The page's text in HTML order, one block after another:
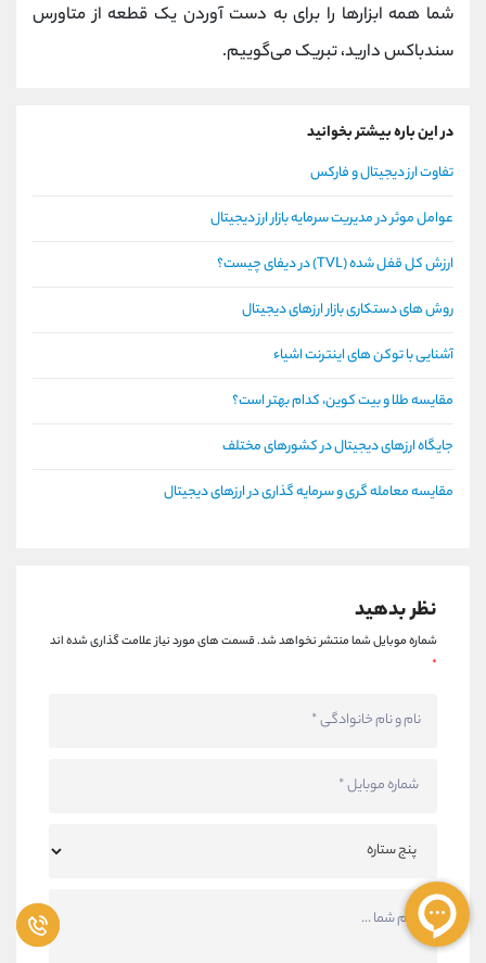
شما همه ابزارها را برای به دست آوردن یک قطعه از متاورس
سندباکس دارید، تبریک می‌گوییم.
در این باره بیشتر بخوانید
تفاوت ارز دیجیتال و فارکس
عوامل موثر در مدیریت سرمایه بازار ارز دیجیتال
ارزش کل قفل شده (TVL) در دیفای چیست؟
روش های دستکاری بازار ارزهای دیجیتال
آشنایی با توکن های اینترنت اشیاء
مقایسه طلا و بیت کوین، کدام بهتر است؟
جایگاه ارزهای دیجیتال در کشورهای مختلف
مقایسه معامله گری و سرمایه گذاری در ارزهای دیجیتال
نظر بدهید
شماره موبایل شما منتشر نخواهد شد.قسمت های مورد نیاز علامت گذاری شده اند
*